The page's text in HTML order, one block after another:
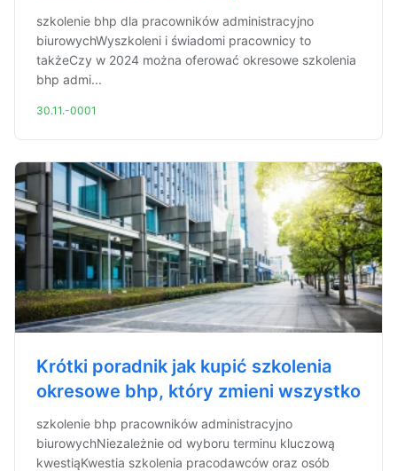
szkolenie bhp dla pracowników administracyjno
biurowychWyszkoleni i świadomi pracownicy to
takżeCzy w 2024 można oferować okresowe szkolenia
bhp admi...
30.11.-0001
Krótki poradnik jak kupić szkolenia
okresowe bhp, który zmieni wszystko
szkolenie bhp pracowników administracyjno
biurowychNiezależnie od wyboru terminu kluczową
kwestiąKwestia szkolenia pracodawców oraz osób